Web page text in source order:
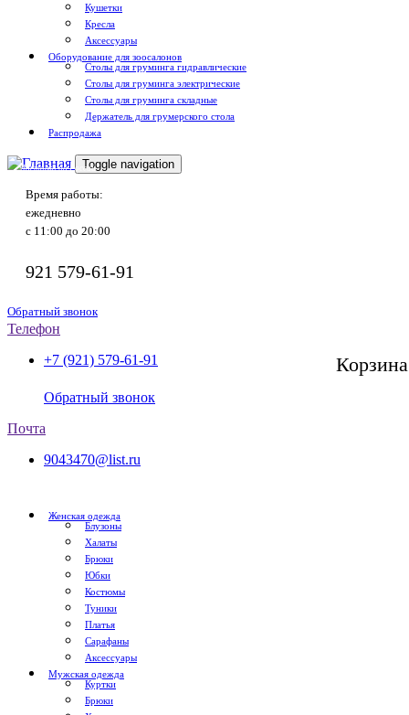
Кушетки
Кресла
Аксессуары
Оборудование для зоосалонов
Столы для груминга гидравлические
Столы для груминга электрические
Столы для груминга складные
Держатель для грумерского стола
Распродажа
Доставка по РоссииToggle navigation
Время работы:
ежедневно
с 11:00 до 20:00
921 579-61-91
Обратный звонок
Корзина
Телефон
+7 (921) 579-61-91
Обратный звонок
Почта
9043470@list.ru
Женская одежда
Блузоны
Халаты
Брюки
Юбки
Костюмы
Туники
Платья
Сарафаны
Аксессуары
Мужская одежда
Куртки
Брюки